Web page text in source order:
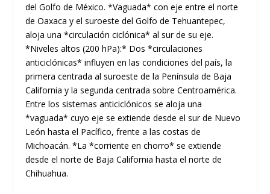
del Golfo de México. *Vaguada* con eje entre el norte
de Oaxaca y el suroeste del Golfo de Tehuantepec,
aloja una *circulación ciclónica* al sur de su eje.
*Niveles altos (200 hPa):* Dos *circulaciones
anticiclónicas* influyen en las condiciones del país, la
primera centrada al suroeste de la Península de Baja
California y la segunda centrada sobre Centroamérica.
Entre los sistemas anticiclónicos se aloja una
*vaguada* cuyo eje se extiende desde el sur de Nuevo
León hasta el Pacífico, frente a las costas de
Michoacán. *La *corriente en chorro* se extiende
desde el norte de Baja California hasta el norte de
Chihuahua.